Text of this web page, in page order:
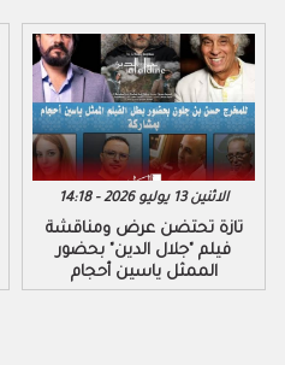
الاثنين 13 يوليو 2026 - 14:18
تازة تحتضن عرض ومناقشة
فيلم "جلال الدين" بحضور
الممثل ياسين أحجام